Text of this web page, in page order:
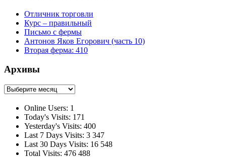
Отличник торговли
Курс – правильный
Письмо с фермы
Антонов Яков Егорович (часть 10)
Вторая ферма: 410
Архивы
Архивы
Online Users: 1
Today's Visits: 171
Yesterday's Visits: 400
Last 7 Days Visits: 3 347
Last 30 Days Visits: 16 548
Total Visits: 476 488